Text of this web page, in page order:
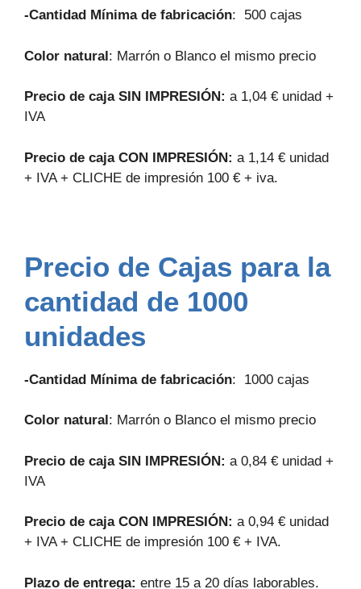
-Cantidad Mínima de fabricación: 500 cajas
Color natural: Marrón o Blanco el mismo precio
Precio de caja SIN IMPRESIÓN: a 1,04 € unidad +
IVA
Precio de caja CON IMPRESIÓN: a 1,14 € unidad
+ IVA + CLICHE de impresión 100 € + iva.
Precio de Cajas para la
cantidad de 1000
unidades
-Cantidad Mínima de fabricación: 1000 cajas
Color natural : Marrón o Blanco el mismo precio
Precio de caja SIN IMPRESIÓN: a 0,84 € unidad +
IVA
Precio de caja CON IMPRESIÓN: a 0,94 € unidad
+ IVA + CLICHE de impresión 100 € + IVA.
Plazo de entrega: entre 15 a 20 días laborables.